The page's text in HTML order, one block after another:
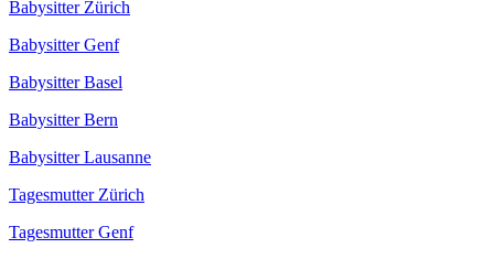
Babysitter Zürich
Babysitter Genf
Babysitter Basel
Babysitter Bern
Babysitter Lausanne
Tagesmutter Zürich
Tagesmutter Genf